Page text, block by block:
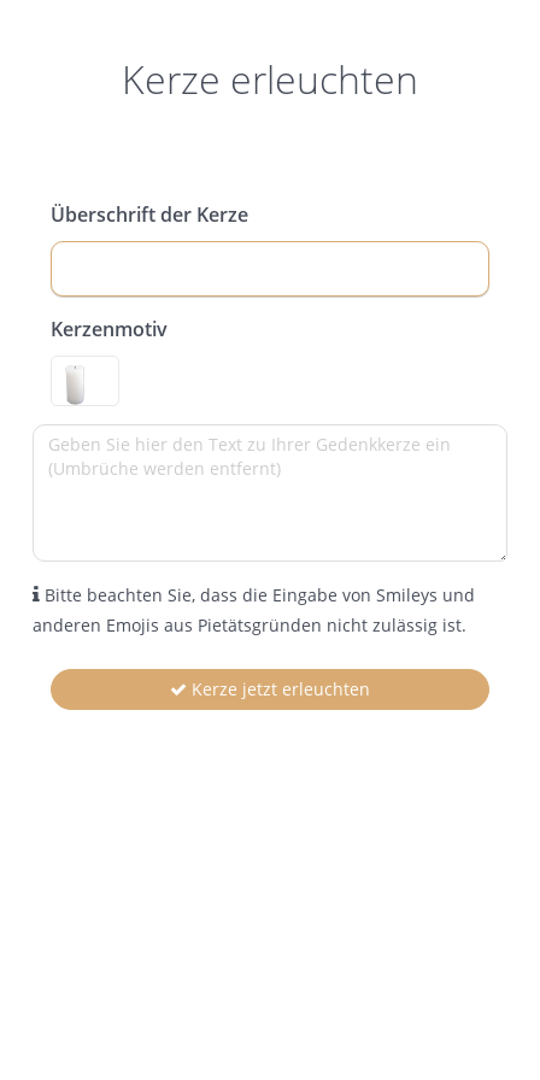
Kerze erleuchten
Überschrift der Kerze
Kerzenmotiv
Bitte beachten Sie, dass die Eingabe von Smileys und
anderen Emojis aus Pietätsgründen nicht zulässig ist.
Kerze jetzt erleuchten